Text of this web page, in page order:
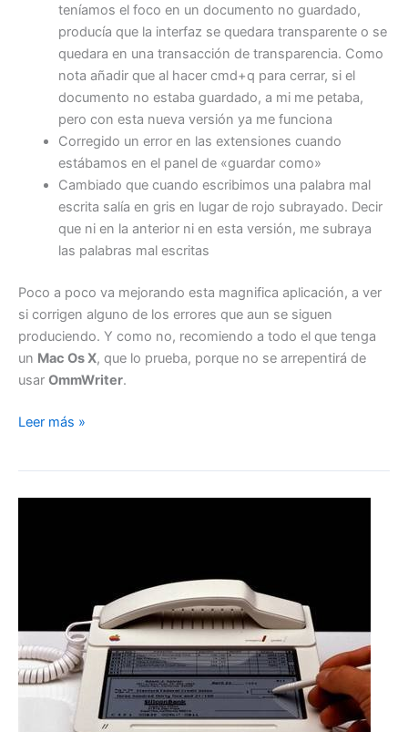
teníamos el foco en un documento no guardado,
producía que la interfaz se quedara transparente o se
quedara en una transacción de transparencia. Como
nota añadir que al hacer cmd+q para cerrar, si el
documento no estaba guardado, a mi me petaba,
pero con esta nueva versión ya me funciona
Corregido un error en las extensiones cuando
estábamos en el panel de «guardar como»
Cambiado que cuando escribimos una palabra mal
escrita salía en gris en lugar de rojo subrayado. Decir
que ni en la anterior ni en esta versión, me subraya
las palabras mal escritas
Poco a poco va mejorando esta magnifica aplicación, a ver
si corrigen alguno de los errores que aun se siguen
produciendo. Y como no, recomiendo a todo el que tenga
un Mac Os X, que lo prueba, porque no se arrepentirá de
usar OmmWriter.
OmmWriter
Leer más »